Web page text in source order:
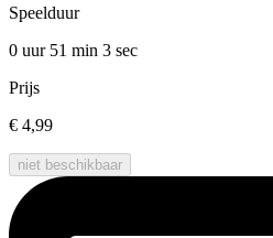
Speelduur
0 uur 51 min 3 sec
Prijs
€ 4,99
niet beschikbaar